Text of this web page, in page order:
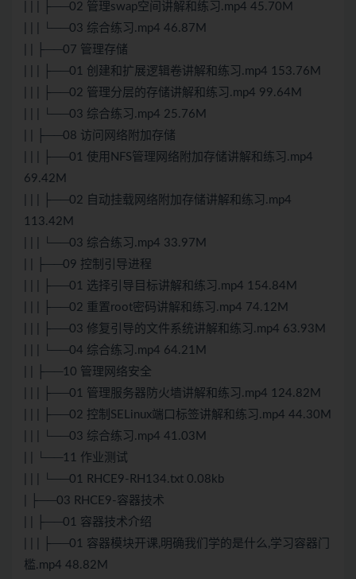
| | | ├──02 管理swap空间讲解和练习.mp4 45.70M
| | | └──03 综合练习.mp4 46.87M
| | ├──07 管理存储
| | | ├──01 创建和扩展逻辑卷讲解和练习.mp4 153.76M
| | | ├──02 管理分层的存储讲解和练习.mp4 99.64M
| | | └──03 综合练习.mp4 25.76M
| | ├──08 访问网络附加存储
| | | ├──01 使用NFS管理网络附加存储讲解和练习.mp4
69.42M
| | | ├──02 自动挂载网络附加存储讲解和练习.mp4
113.42M
| | | └──03 综合练习.mp4 33.97M
| | ├──09 控制引导进程
| | | ├──01 选择引导目标讲解和练习.mp4 154.84M
| | | ├──02 重置root密码讲解和练习.mp4 74.12M
| | | ├──03 修复引导的文件系统讲解和练习.mp4 63.93M
| | | └──04 综合练习.mp4 64.21M
| | ├──10 管理网络安全
| | | ├──01 管理服务器防火墙讲解和练习.mp4 124.82M
| | | ├──02 控制SELinux端口标签讲解和练习.mp4 44.30M
| | | └──03 综合练习.mp4 41.03M
| | └──11 作业测试
| | | └──01 RHCE9-RH134.txt 0.08kb
| ├──03 RHCE9-容器技术
| | ├──01 容器技术介绍
| | | ├──01 容器模块开课,明确我们学的是什么,学习容器门
槛.mp4 48.82M